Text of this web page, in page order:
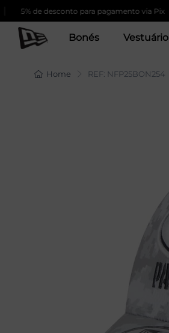
de desconto para pagamento via Pix |
Bonés Vestuário
Home REF: NFP25BON254